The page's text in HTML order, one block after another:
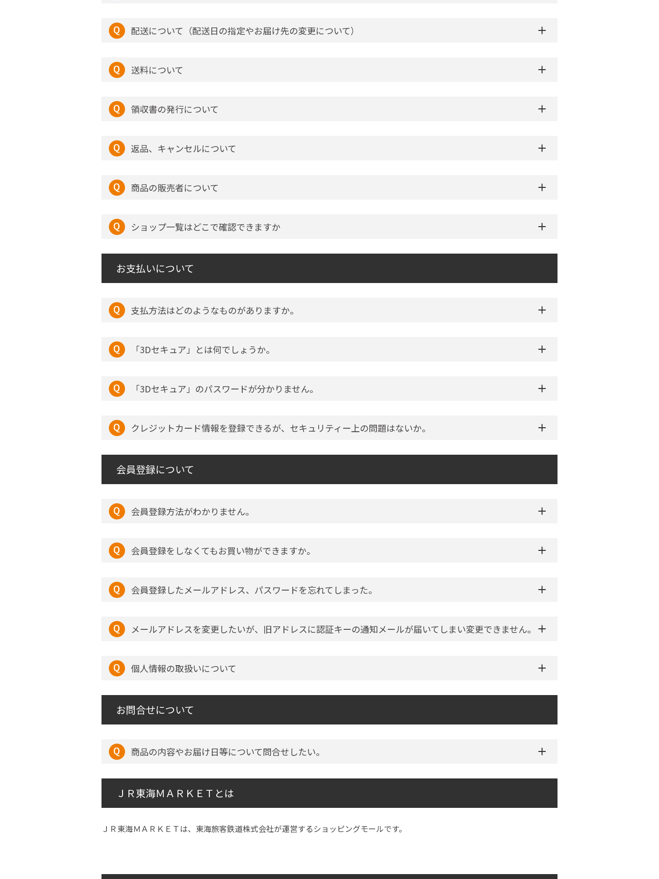
配送について（配送日の指定やお届け先の変更について）
送料について
領収書の発行について
返品、キャンセルについて
商品の販売者について
ショップ一覧はどこで確認できますか
お支払いについて
支払方法はどのようなものがありますか。
「3Dセキュア」とは何でしょうか。
「3Dセキュア」のパスワードが分かりません。
クレジットカード情報を登録できるが、セキュリティー上の問題はないか。
会員登録について
会員登録方法がわかりません。
会員登録をしなくてもお買い物ができますか。
会員登録したメールアドレス、パスワードを忘れてしまった。
メールアドレスを変更したいが、旧アドレスに認証キーの通知メールが届いてしまい変更できません。
個人情報の取扱いについて
お問合せについて
商品の内容やお届け日等について問合せしたい。
ＪＲ東海ＭＡＲＫＥＴとは
ＪＲ東海ＭＡＲＫＥＴは、東海旅客鉄道株式会社が運営するショッピングモールです。